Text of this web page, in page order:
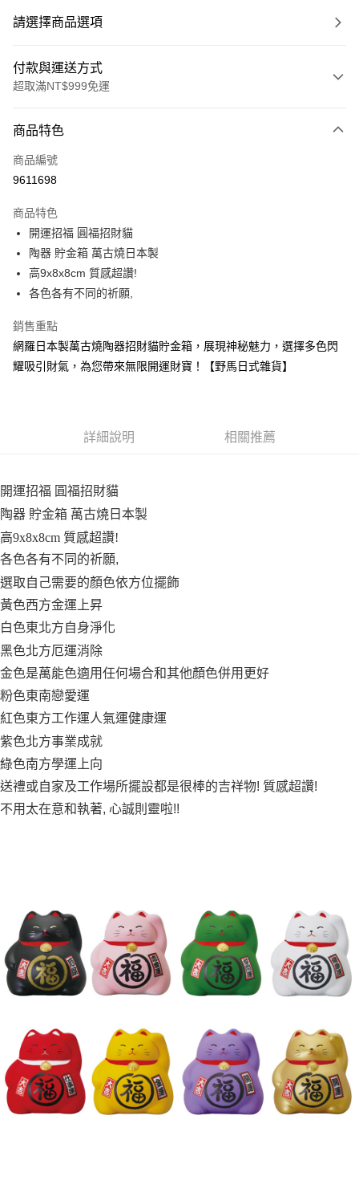
請選擇商品選項
付款與運送方式
超取滿NT$999免運
信用卡一次付款
信用卡分期付款
合作金庫商業銀行
華南商業銀行
上海商業儲蓄銀行
國泰世華商業銀行
臺灣中小企業銀行
聯邦商業銀行
元大商業銀行
永豐商業銀行
台新國際商業銀行
中國信託商業銀行
超商取貨付款
LINE Pay
Apple Pay
悠遊付
Google Pay
每筆NT$65，滿NT$999(含以上)免運費
付款後全家取貨
每筆NT$65，滿NT$999(含以上)免運費
付款後7-11取貨
每筆NT$65，滿NT$999(含以上)免運費
宅配
每筆NT$100，滿NT$999(含以上)免運費
商品特色
商品編號
9611698
商品特色
開運招福 圓福招財貓
陶器 貯金箱 萬古燒日本製
高9x8x8cm 質感超讚!
各色各有不同的祈願,
銷售重點
網羅日本製萬古燒陶器招財貓貯金箱，展現神秘魅力，選擇多色閃
耀吸引財氣，為您帶來無限開運財寶！【野馬日式雜貨】
詳細說明 相關推薦
開運招福 圓福招財貓
陶器 貯金箱 萬古燒日本製
高9x8x8cm 質感超讚!
各色各有不同的祈願,
選取自己需要的顏色依方位擺飾
黃色西方金運上昇
白色東北方自身淨化
黑色北方厄運消除
金色是萬能色適用任何場合和其他顏色併用更好
粉色東南戀愛運
紅色東方工作運人氣運健康運
紫色北方事業成就
綠色南方學運上向
送禮或自家及工作場所擺設都是很棒的吉祥物! 質感超讚!
不用太在意和執著, 心誠則靈啦!!